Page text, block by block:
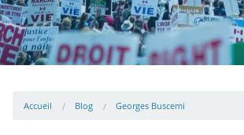
Accueil Blog Georges Buscemi